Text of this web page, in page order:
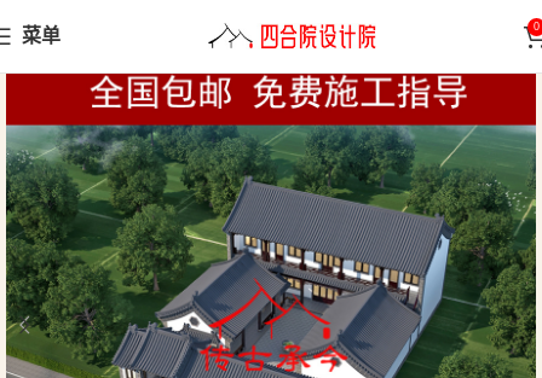
菜单 0
首页 四合院